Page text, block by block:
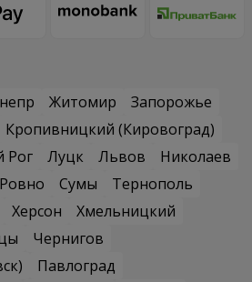
Житомир
Запорожье
Кропивницкий (Кировоград)
Рог Луцк Львов
Николаев
Ровно Сумы
Тернополь
Херсон
Хмельницкий
Чернигов
Павлоград